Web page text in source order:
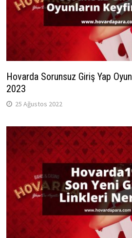
Hovarda Sorunsuz Giriş Yap
2023
25 Ağustos 2022